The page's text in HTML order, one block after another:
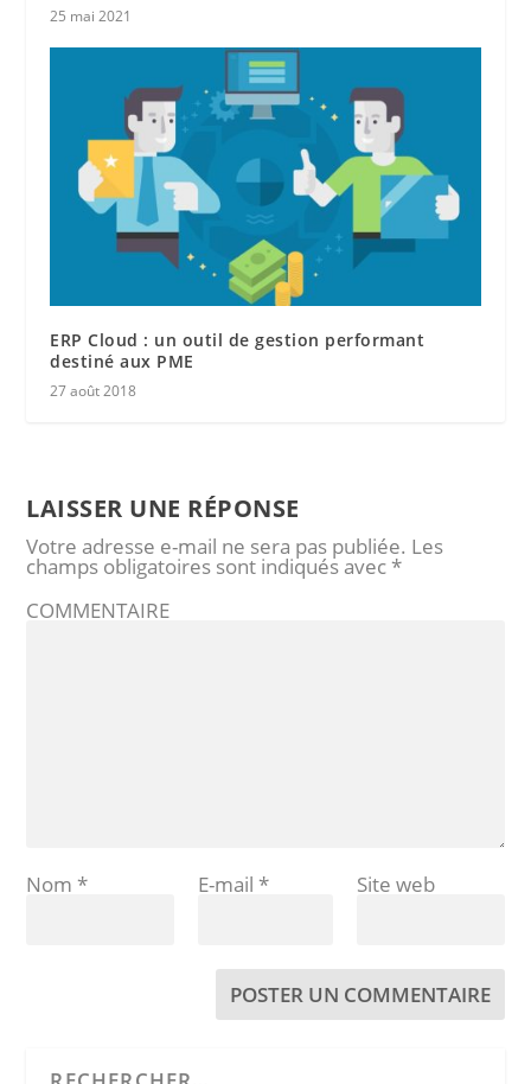
25 mai 2021
ERP Cloud : un outil de gestion performant
destiné aux PME
27 août 2018
LAISSER UNE RÉPONSE
Votre adresse e-mail ne sera pas publiée. Les
champs obligatoires sont indiqués avec*
COMMENTAIRE
Nom* E-mail * Site web